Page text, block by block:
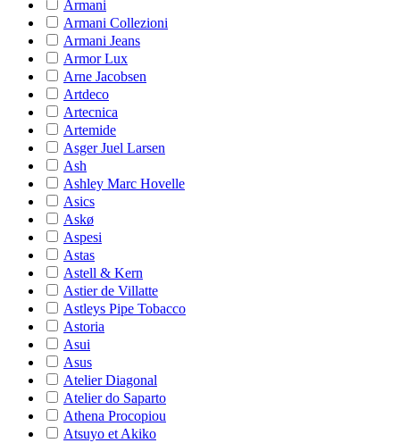
Armani
Armani Collezioni
Armani Jeans
Armor Lux
Arne Jacobsen
Artdeco
Artecnica
Artemide
Asger Juel Larsen
Ash
Ashley Marc Hovelle
Asics
Askø
Aspesi
Astas
Astell & Kern
Astier de Villatte
Astleys Pipe Tobacco
Astoria
Asui
Asus
Atelier Diagonal
Atelier do Saparto
Athena Procopiou
Atsuyo et Akiko